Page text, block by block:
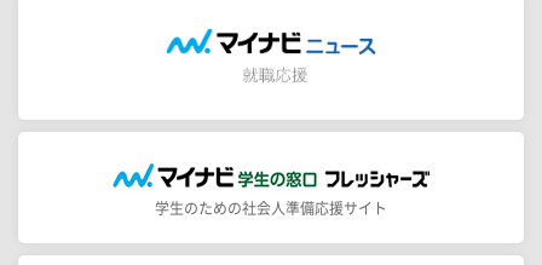
学生のための社会人準備応援サイト